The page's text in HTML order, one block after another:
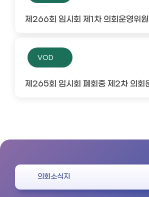
제266회 임시회 제1차 의회운영위원
VOD
제265회 임시회 폐회중 제2차 의회
의회소식지